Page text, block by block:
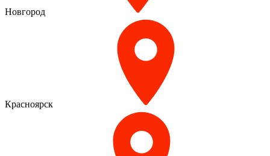
Новгород
Красноярск